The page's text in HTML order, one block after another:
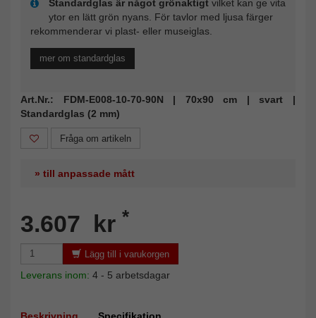
Standardglas är något grönaktigt vilket kan ge vita
ytor en lätt grön nyans. För tavlor med ljusa färger
rekommenderar vi plast- eller museiglas.
mer om standardglas
Art.Nr.: FDM-E008-10-70-90N | 70x90 cm | svart |
Standardglas (2 mm)
Fråga om artikeln
» till anpassade mått
3.607 kr *
Lägg till i varukorgen
Leverans inom: 4 - 5 arbetsdagar
Beskrivning Specifikation